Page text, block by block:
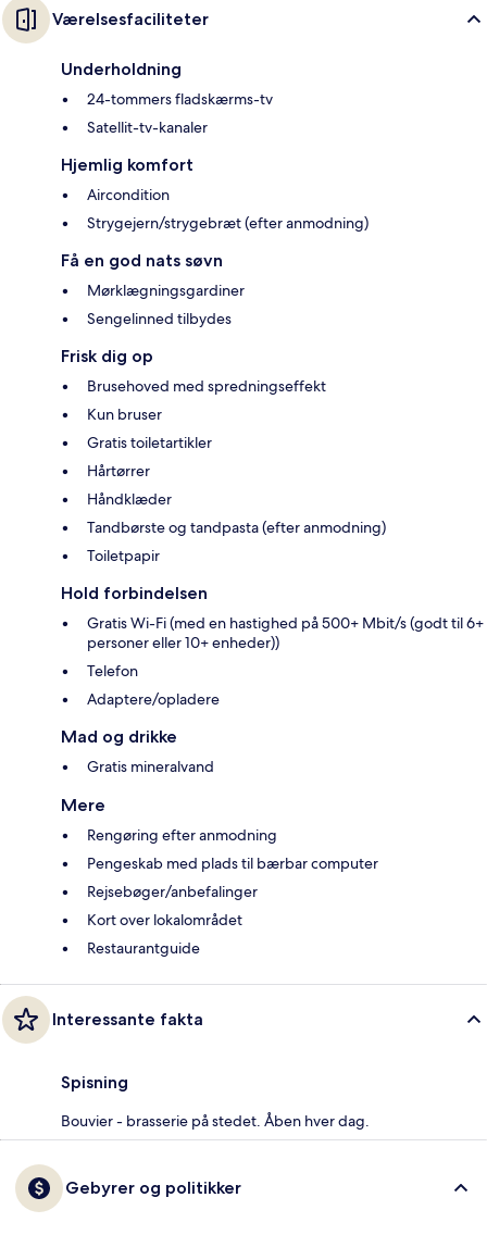
Værelsesfaciliteter
Underholdning
24-tommers fladskærms-tv
Satellit-tv-kanaler
Hjemlig komfort
Aircondition
Strygejern/strygebræt (efter anmodning)
Få en god nats søvn
Mørklægningsgardiner
Sengelinned tilbydes
Frisk dig op
Brusehoved med spredningseffekt
Kun bruser
Gratis toiletartikler
Hårtørrer
Håndklæder
Tandbørste og tandpasta (efter anmodning)
Toiletpapir
Hold forbindelsen
Gratis Wi-Fi (med en hastighed på 500+ Mbit/s (godt til 6+
personer eller 10+ enheder))
Telefon
Adaptere/opladere
Mad og drikke
Gratis mineralvand
Mere
Rengøring efter anmodning
Pengeskab med plads til bærbar computer
Rejsebøger/anbefalinger
Kort over lokalområdet
Restaurantguide
Interessante fakta
Spisning
Bouvier - brasserie på stedet. Åben hver dag.
Gebyrer og politikker